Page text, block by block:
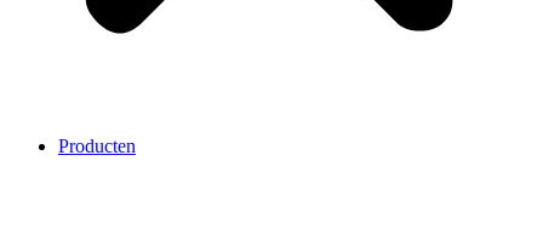
Producten